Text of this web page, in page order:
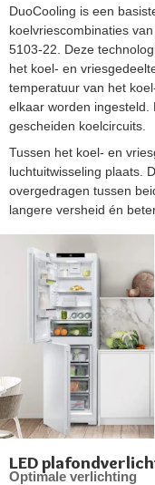
DuoCooling is een
koelvriescombinaties
5103-22. Deze
het koel- en
temperatuur van het
elkaar worden ingesteld.
gescheiden koelcircuits.
Tussen het koel- en
luchtuitwisseling plaats.
overgedragen tussen
langere versheid én
LED
Optimale verlichting